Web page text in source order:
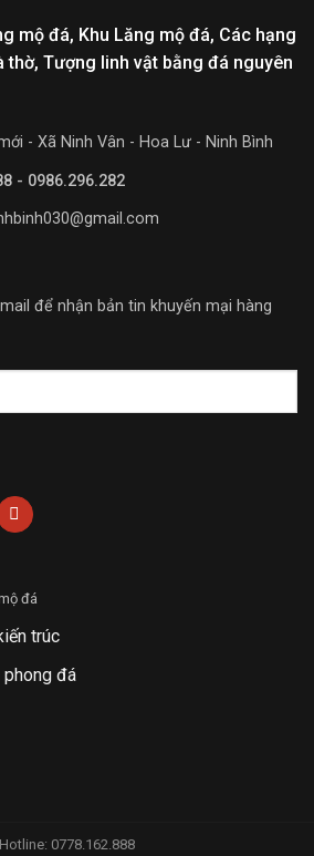
mộ đá, Khu Lăng mộ đá, Các hạng
thờ, Tượng linh vật bằng đá nguyên
- Xã Ninh Vân - Hoa Lư - Ninh Bình
- 0986.296.282
để nhận bản tin khuyến mại hàng
đá
trúc
phong đá
Hotline: 0778.162.888